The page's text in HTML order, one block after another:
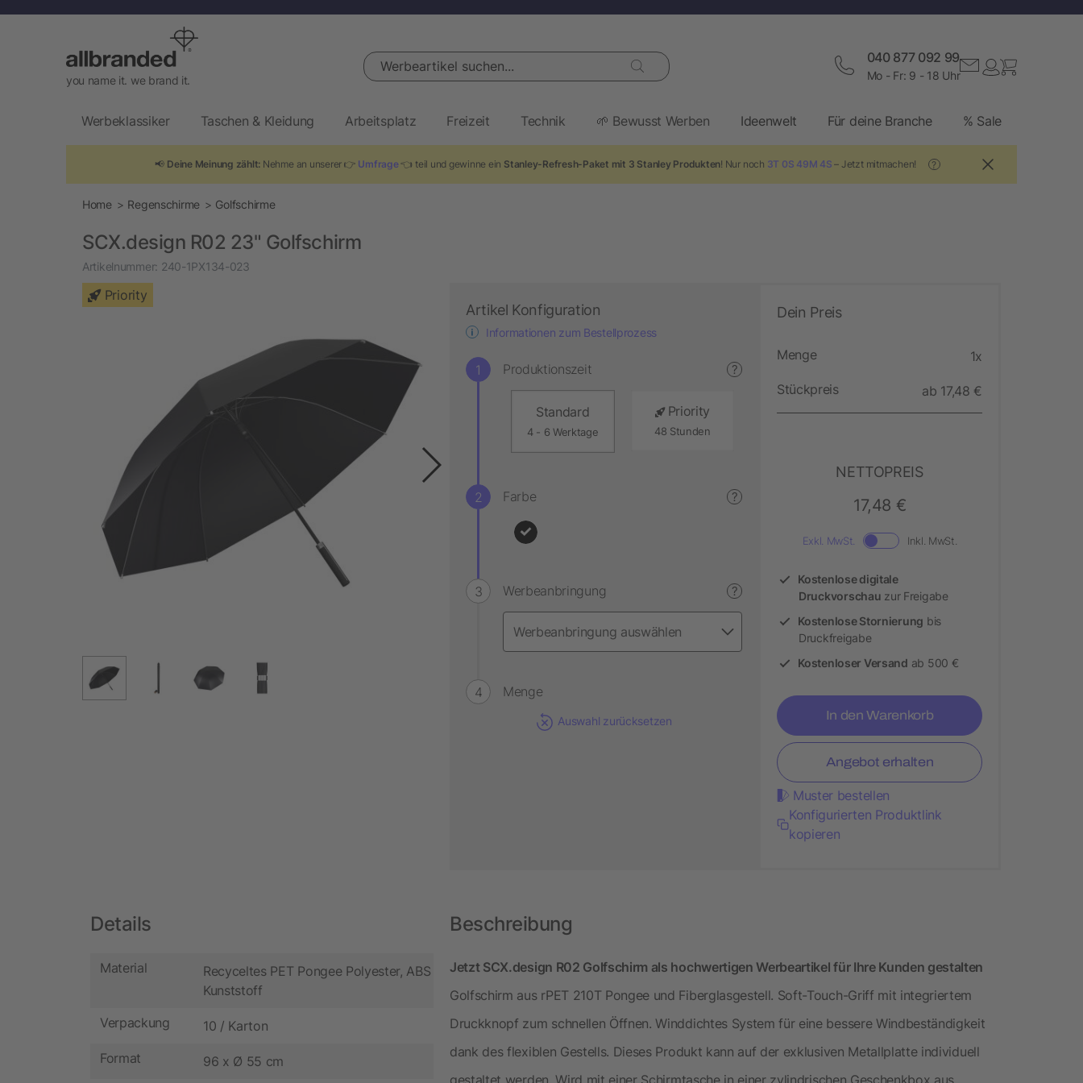
you name it. we brand it.
Werbeartikel suchen... 040 877 092 99
Mo - Fr: 9 - 18 Uhr
Werbeklassiker Taschen & Kleidung Arbeitsplatz Freizeit Technik 🌱 Bewusst Werben Ideenwelt Für deine Branche % Sale
📢 Deine Meinung zählt: Nehme an unserer 👉 Umfrage👈 teil und gewinne ein Stanley-Refresh-Paket mit 3 Stanley Produkten! Nur noch 3T 0S 49M 3S – Jetzt mitmachen! ?
Home Regenschirme Golfschirme
SCX.design R02 23" Golfschirm
Artikelnummer: 240-1PX134-023
Priority
Artikel Konfiguration
Informationen zum Bestellprozess
Produktionszeit ?
Standard
4 - 6 Werktage
Priority
48 Stunden
Farbe ?
Werbeanbringung ?
Menge
Auswahl zurücksetzen
Dein Preis
Menge 1x
Stückpreis ab 17,48 €
NETTOPREIS
17,48 €
Exkl. MwSt. Inkl. MwSt.
Kostenlose digitale
Druckvorschau zur Freigabe
Kostenlose Stornierung bis
Druckfreigabe
Kostenloser Versand ab 500 €
In den Warenkorb
Angebot erhalten
Muster bestellen
Konfigurierten Produktlink
kopieren
Details
Material
Recyceltes PET Pongee Polyester, ABS
Kunststoff
Verpackung 10 / Karton
Format 96 x Ø 55 cm
Beschreibung
Jetzt SCX.design R02 Golfschirm als hochwertigen Werbeartikel für Ihre Kunden gestalten
Golfschirm aus rPET 210T Pongee und Fiberglasgestell. Soft-Touch-Griff mit integriertem
Druckknopf zum schnellen Öffnen. Winddichtes System für eine bessere Windbeständigkeit
dank des flexiblen Gestells. Dieses Produkt kann auf der exklusiven Metallplatte individuell
gestaltet werden. Wird mit einer Schirmtasche in einer zylindrischen Geschenkbox aus